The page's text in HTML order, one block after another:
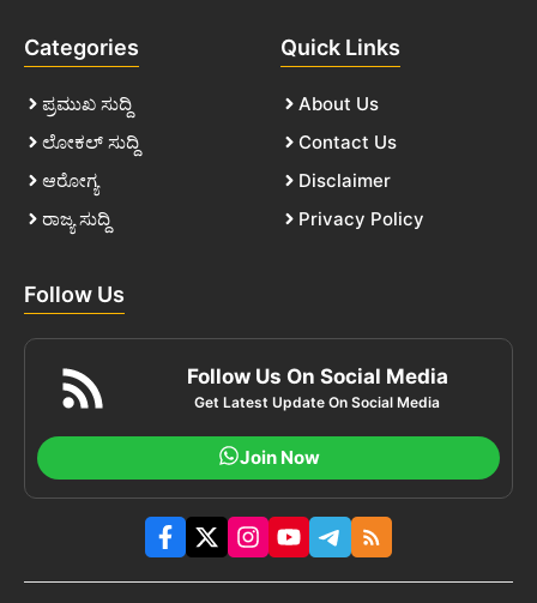
Categories
ಪ್ರಮುಖ ಸುದ್ದಿ
ಲೋಕಲ್ ಸುದ್ದಿ
ಆರೋಗ್ಯ
ರಾಜ್ಯ ಸುದ್ದಿ
Quick Links
About Us
Contact Us
Disclaimer
Privacy Policy
Follow Us
Follow Us On Social Media
Get Latest Update On Social Media
Join Now